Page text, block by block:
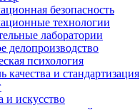
безопасность
технологии
лаборатории
делопроизводство
психология
качества и стандартизация
и искусство